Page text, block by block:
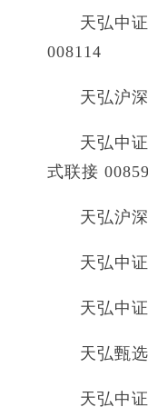
天弘中
008114
天弘沪
天弘中
式联接
天弘沪
天弘中
天弘中
天弘甄
天弘中